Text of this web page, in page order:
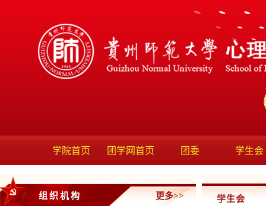
学院首页 团学网首页 团委 学生会
组织机构 更多>> 学生会